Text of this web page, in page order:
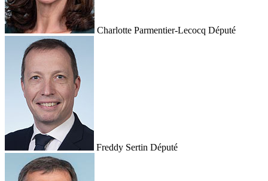
Charlotte Parmentier-Lecocq Député
Freddy Sertin Député